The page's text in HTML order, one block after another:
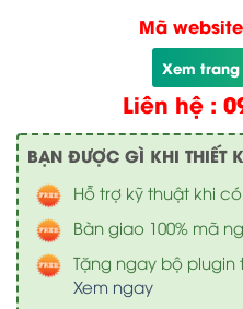
Mã
Xem
Liên hệ :
BẠN ĐƯỢC GÌ KHI THIẾT
Hỗ trợ kỹ thuật khi
Bàn giao 100% mã
Tặng ngay bộ plugin
Xem ngay